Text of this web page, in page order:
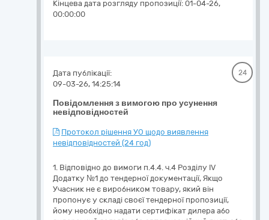
Кінцева дата розгляду пропозиції: 01-04-26,
00:00:00
Повідомлення з вимогою про усунення
невідповідностей
Дата публікації:
09-03-26, 14:25:14
24
Протокол рішення УО щодо виявлення
невідповідностей (24 год)
1. Відповідно до вимоги п.4.4. ч.4 Розділу ІV
Додатку №1 до тендерної документації, Якщо
Учасник не є виробником товару, який він
пропонує у складі своєї тендерної пропозиції,
йому необхідно надати сертифікат дилера або